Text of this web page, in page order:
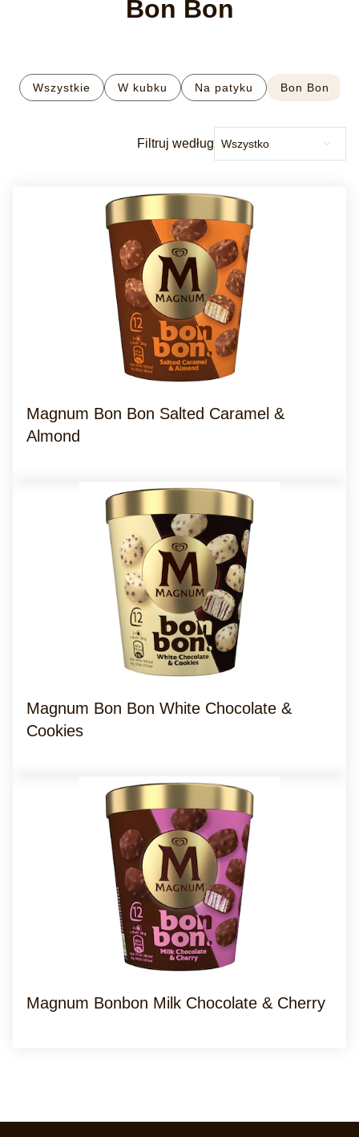
Bon Bon
Wszystkie W kubku Na patyku Bon Bon
Filtruj według
Magnum Bon Bon Salted Caramel &
Almond
Magnum Bon Bon White Chocolate &
Cookies
Magnum Bonbon Milk Chocolate & Cherry